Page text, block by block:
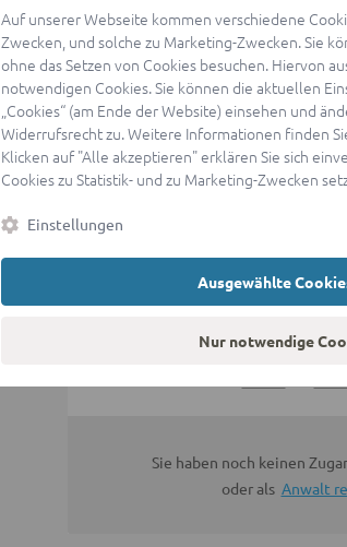
Passwort vergessen?
oder
Sign in
Sie haben noch keinen
oder als Anwalt
Auf unserer Webseite kommen verschiedene
Zwecken, und solche zu Marketing-Zwecken. Sie
ohne das Setzen von Cookies besuchen. Hiervon
notwendigen Cookies. Sie können die aktuellen
„Cookies“ (am Ende der Website) einsehen und
Widerrufsrecht zu. Weitere Informationen finden
Klicken auf "Alle akzeptieren" erklären Sie sich
Cookies zu Statistik- und zu Marketing-Zwecken
Einstellungen
Ausgewählte
Nur notwendige